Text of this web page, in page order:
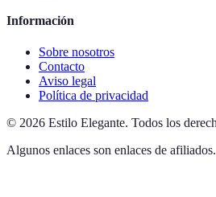
Información
Sobre nosotros
Contacto
Aviso legal
Política de privacidad
© 2026 Estilo Elegante. Todos los
Algunos enlaces son enlaces de afiliados.